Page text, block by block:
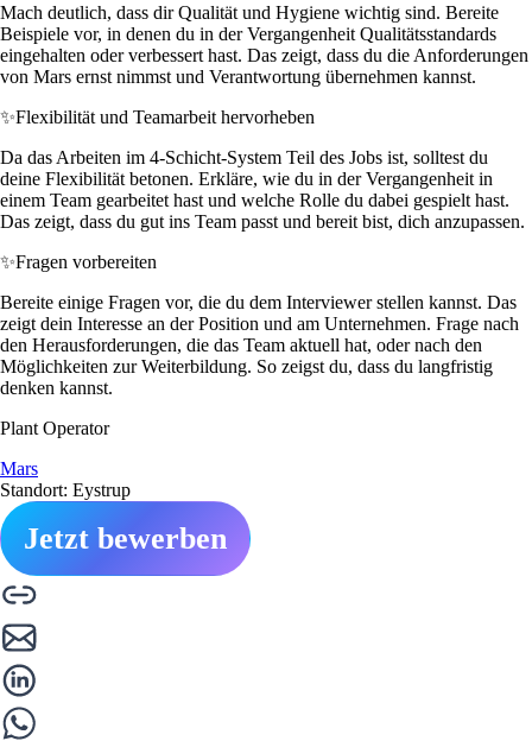
Mach deutlich, dass dir Qualität und Hygiene wichtig sind. Bereite
Beispiele vor, in denen du in der Vergangenheit Qualitätsstandards
eingehalten oder verbessert hast. Das zeigt, dass du die Anforderungen
von Mars ernst nimmst und Verantwortung übernehmen kannst.
✨Flexibilität und Teamarbeit hervorheben
Da das Arbeiten im 4-Schicht-System Teil des Jobs ist, solltest du
deine Flexibilität betonen. Erkläre, wie du in der Vergangenheit in
einem Team gearbeitet hast und welche Rolle du dabei gespielt hast.
Das zeigt, dass du gut ins Team passt und bereit bist, dich anzupassen.
✨Fragen vorbereiten
Bereite einige Fragen vor, die du dem Interviewer stellen kannst. Das
zeigt dein Interesse an der Position und am Unternehmen. Frage nach
den Herausforderungen, die das Team aktuell hat, oder nach den
Möglichkeiten zur Weiterbildung. So zeigst du, dass du langfristig
denken kannst.
Plant Operator
Mars
Standort: Eystrup
Jetzt bewerben